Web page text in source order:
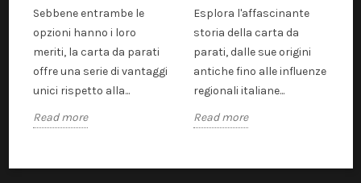
Sebbene entrambe le
opzioni hanno i loro
meriti, la carta da parati
offre una serie di vantaggi
unici rispetto alla...
Read more
Esplora l'affascinante
storia della carta da
parati, dalle sue origini
antiche fino alle influenze
regionali italiane...
Read more